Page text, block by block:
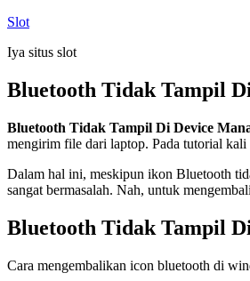
Skip
content
Slot
Iya situs slot
Bluetooth Tidak Tampil
Bluetooth Tidak Tampil Di Device
mengirim file dari laptop. Pada tutorial
Dalam hal ini, meskipun ikon Bluetooth
sangat bermasalah. Nah, untuk
Bluetooth Tidak Tampil
Cara mengembalikan icon bluetooth di